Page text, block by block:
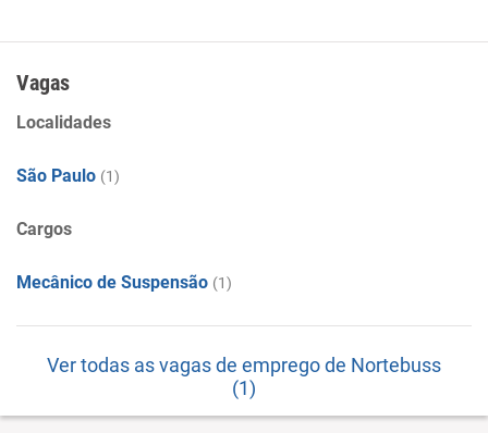
Vagas
Localidades
São Paulo (1)
Cargos
Mecânico de Suspensão (1)
Ver todas as vagas de emprego de Nortebuss
(1)